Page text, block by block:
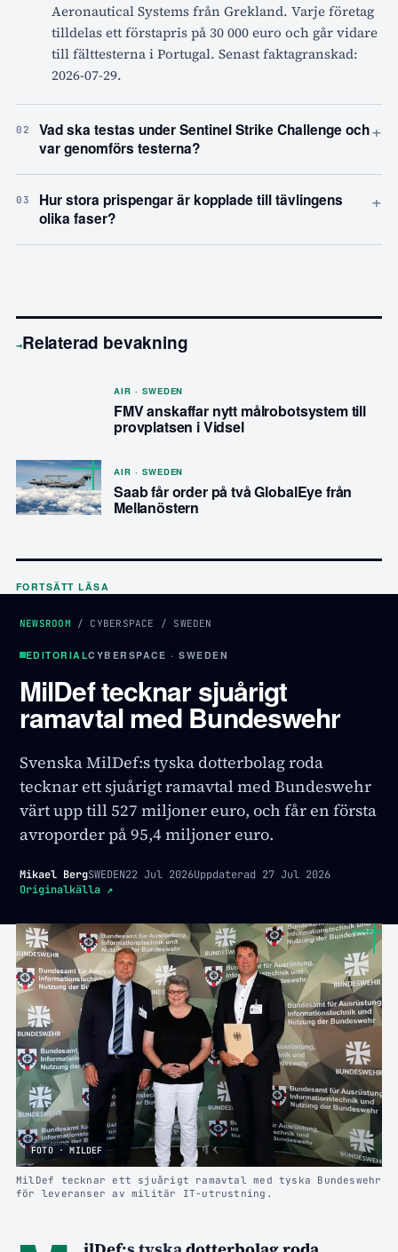
Aeronautical Systems från Grekland. Varje företag
tilldelas ett förstapris på 30 000 euro och går vidare
till fälttesterna i Portugal. Senast faktagranskad:
2026-07-29.
02
Vad ska testas under Sentinel Strike Challenge och
var genomförs testerna?
+
03
Hur stora prispengar är kopplade till tävlingens
olika faser?
+
→Relaterad bevakning
AIR · SWEDEN
FMV anskaffar nytt målrobotsystem till
provplatsen i Vidsel
AIR · SWEDEN
Saab får order på två GlobalEye från
Mellanöstern
FORTSÄTT LÄSA
NEWSROOM / CYBERSPACE / SWEDEN
EDITORIALCYBERSPACE · SWEDEN
MilDef tecknar sjuårigt
ramavtal med Bundeswehr
Svenska MilDef:s tyska dotterbolag roda
tecknar ett sjuårigt ramavtal med Bundeswehr
värt upp till 527 miljoner euro, och får en första
avroporder på 95,4 miljoner euro.
Mikael BergSWEDEN22 Jul 2026Uppdaterad 27 Jul 2026
Originalkälla ↗
FOTO · MILDEF
MilDef tecknar ett sjuårigt ramavtal med tyska Bundeswehr
för leveranser av militär IT-utrustning.